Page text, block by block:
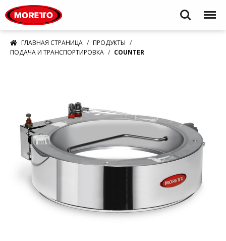
Search Menu
ГЛАВНАЯ СТРАНИЦА
ПРОДУКТЫ
ПОДАЧА И ТРАНСПОРТИРОВКА
COUNTER